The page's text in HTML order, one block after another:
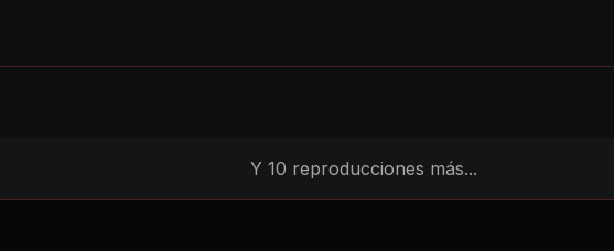
Y 10 reproducciones más...